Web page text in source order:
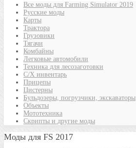
Все моды для Farming Simulator 2019
Русские моды
Карты
Трактора
Грузовики
Тягачи
Комбайны
Легковые автомобили
Техника для лесозаготовки
С/Х инвентарь
Прицепы
Цистерны
Бульдозеры, погрузчики, экскаваторы
Объекты
Мототехника
Скрипты и другие моды
Моды для FS 2017